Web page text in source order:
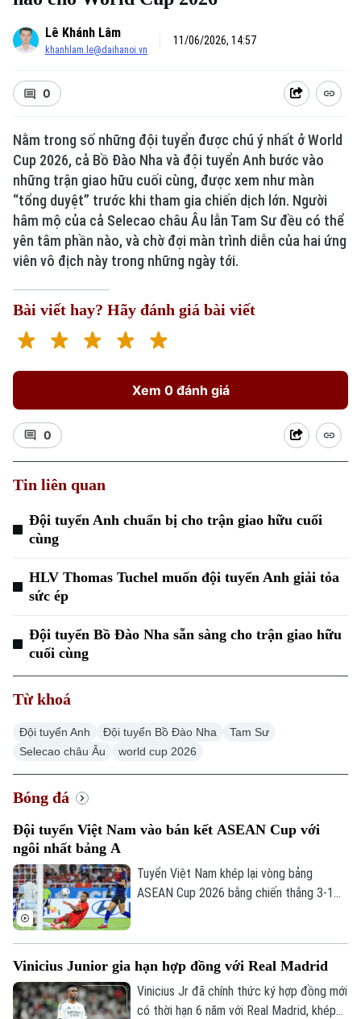
Xu hướng
Lê Khánh Lâm
khanhlam.le@daihanoi.vn
11/06/2026, 14:57
0
Nằm trong số những đội tuyển được chú ý nhất ở World
Cup 2026, cả Bồ Đào Nha và đội tuyển Anh bước vào
những trận giao hữu cuối cùng, được xem như màn
“tổng duyệt” trước khi tham gia chiến dịch lớn. Người
hâm mộ của cả Selecao châu Âu lẫn Tam Sư đều có thể
yên tâm phần nào, và chờ đợi màn trình diễn của hai ứng
viên vô địch này trong những ngày tới.
Bài viết hay? Hãy đánh giá bài viết
Xem 0 đánh giá
0
Tin liên quan
Đội tuyển Anh chuẩn bị cho trận giao hữu cuối
cùng
HLV Thomas Tuchel muốn đội tuyển Anh giải tỏa
sức ép
Đội tuyển Bồ Đào Nha sẵn sàng cho trận giao hữu
cuối cùng
Từ khoá
Đội tuyển Anh Đội tuyển Bồ Đào Nha
Tam Sư
Selecao châu Âu
world cup 2026
Bóng đá
Đội tuyển Việt Nam vào bán kết ASEAN Cup với
ngôi nhất bảng A
Tuyển Việt Nam khép lại vòng bảng
ASEAN Cup 2026 bằng chiến thắng 3-1
tạo đà thuận lợi trước vòng bán kết.
Vinicius Junior gia hạn hợp đồng với Real Madrid
Vinicius Jr đã chính thức ký hợp đồng mới
có thời hạn 6 năm với Real Madrid, khép